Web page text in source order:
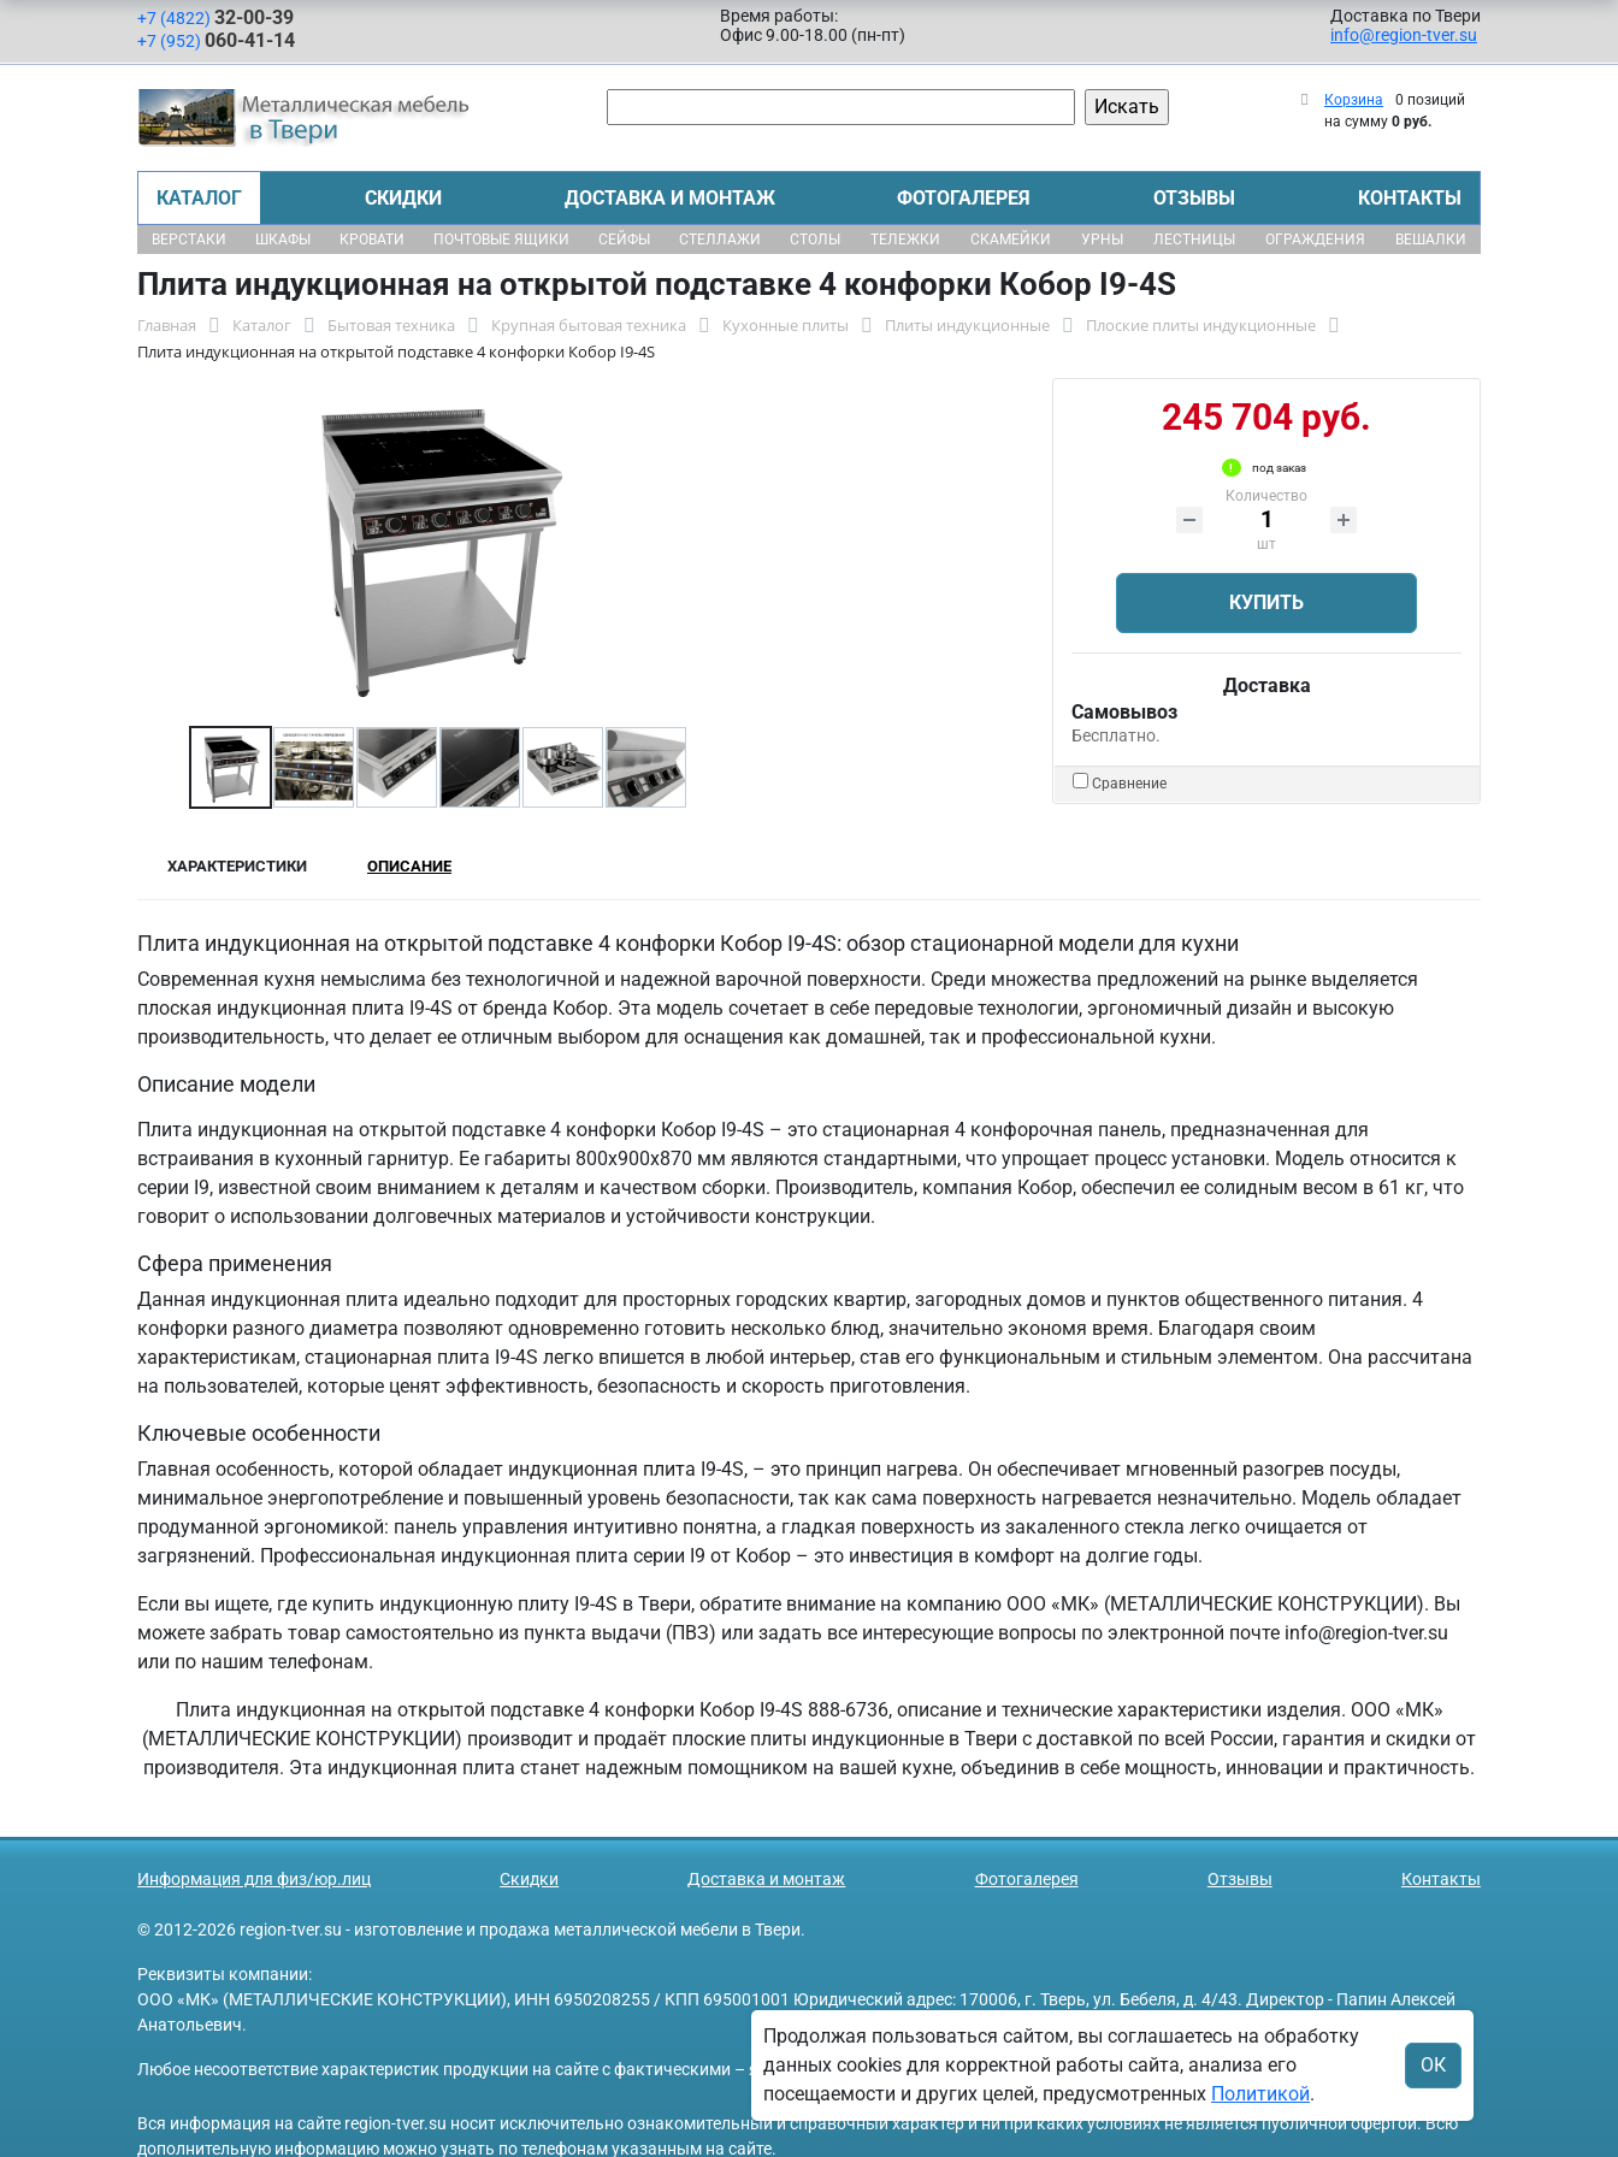
+7 (4822) 32-00-39
+7 (952) 060-41-14
Время работы:
Офис 9.00-18.00 (пн-пт)
Доставка по Твери
info@region-tver.su
Корзина
0 позиций
на сумму 0 руб.
КАТАЛОГ СКИДКИ ДОСТАВКА И МОНТАЖ ФОТОГАЛЕРЕЯ ОТЗЫВЫ КОНТАКТЫ
ВЕРСТАКИ ШКАФЫ КРОВАТИ ПОЧТОВЫЕ ЯЩИКИ СЕЙФЫ СТЕЛЛАЖИ СТОЛЫ ТЕЛЕЖКИ СКАМЕЙКИ УРНЫ ЛЕСТНИЦЫ ОГРАЖДЕНИЯ ВЕШАЛКИ
Плита индукционная на открытой подставке 4 конфорки Кобор I9-4S
Главная Каталог Бытовая техника Крупная бытовая техника Кухонные плиты Плиты индукционные
Плоские плиты индукционные
Плита индукционная на открытой подставке 4 конфорки Кобор I9-4S
245 704 руб.
под заказ
Количество
шт
КУПИТЬ
Доставка
Самовывоз
Бесплатно.
Сравнение
ХАРАКТЕРИСТИКИ ОПИСАНИЕ
Плита индукционная на открытой подставке 4 конфорки Кобор I9-4S: обзор стационарной модели для кухни
Современная кухня немыслима без технологичной и надежной варочной поверхности. Среди множества предложений на рынке выделяется
плоская индукционная плита I9-4S от бренда Кобор. Эта модель сочетает в себе передовые технологии, эргономичный дизайн и высокую
производительность, что делает ее отличным выбором для оснащения как домашней, так и профессиональной кухни.
Описание модели
Плита индукционная на открытой подставке 4 конфорки Кобор I9-4S – это стационарная 4 конфорочная панель, предназначенная для
встраивания в кухонный гарнитур. Ее габариты 800х900х870 мм являются стандартными, что упрощает процесс установки. Модель относится к
серии I9, известной своим вниманием к деталям и качеством сборки. Производитель, компания Кобор, обеспечил ее солидным весом в 61 кг, что
говорит о использовании долговечных материалов и устойчивости конструкции.
Сфера применения
Данная индукционная плита идеально подходит для просторных городских квартир, загородных домов и пунктов общественного питания. 4
конфорки разного диаметра позволяют одновременно готовить несколько блюд, значительно экономя время. Благодаря своим
характеристикам, стационарная плита I9-4S легко впишется в любой интерьер, став его функциональным и стильным элементом. Она рассчитана
на пользователей, которые ценят эффективность, безопасность и скорость приготовления.
Ключевые особенности
Главная особенность, которой обладает индукционная плита I9-4S, – это принцип нагрева. Он обеспечивает мгновенный разогрев посуды,
минимальное энергопотребление и повышенный уровень безопасности, так как сама поверхность нагревается незначительно. Модель обладает
продуманной эргономикой: панель управления интуитивно понятна, а гладкая поверхность из закаленного стекла легко очищается от
загрязнений. Профессиональная индукционная плита серии I9 от Кобор – это инвестиция в комфорт на долгие годы.
Если вы ищете, где купить индукционную плиту I9-4S в Твери, обратите внимание на компанию ООО «МК» (МЕТАЛЛИЧЕСКИЕ КОНСТРУКЦИИ). Вы
можете забрать товар самостоятельно из пункта выдачи (ПВЗ) или задать все интересующие вопросы по электронной почте info@region-tver.su
или по нашим телефонам.
Плита индукционная на открытой подставке 4 конфорки Кобор I9-4S 888-6736, описание и технические характеристики изделия. ООО «МК»
(МЕТАЛЛИЧЕСКИЕ КОНСТРУКЦИИ) производит и продаёт плоские плиты индукционные в Твери с доставкой по всей России, гарантия и скидки от
производителя. Эта индукционная плита станет надежным помощником на вашей кухне, объединив в себе мощность, инновации и практичность.
Информация для физ/юр.лиц Скидки Доставка и монтаж Фотогалерея Отзывы Контакты
© 2012-2026 region-tver.su - изготовление и продажа металлической мебели в Твери.
Реквизиты компании:
ООО «МК» (МЕТАЛЛИЧЕСКИЕ КОНСТРУКЦИИ), ИНН 6950208255 / КПП 695001001 Юридический адрес: 170006, г. Тверь, ул. Бебеля, д. 4/43. Директор - Папин Алексей
Анатольевич.
Любое несоответствие характеристик продукции на сайте с фактическими – является опечаткой.
Вся информация на сайте region-tver.su носит исключительно ознакомительный и справочный характер и ни при каких условиях не является публичной офертой. Всю
дополнительную информацию можно узнать по телефонам указанным на сайте.
Продолжая пользоваться сайтом, вы соглашаетесь на обработку
данных cookies для корректной работы сайта, анализа его
посещаемости и других целей, предусмотренных Политикой.
ОК